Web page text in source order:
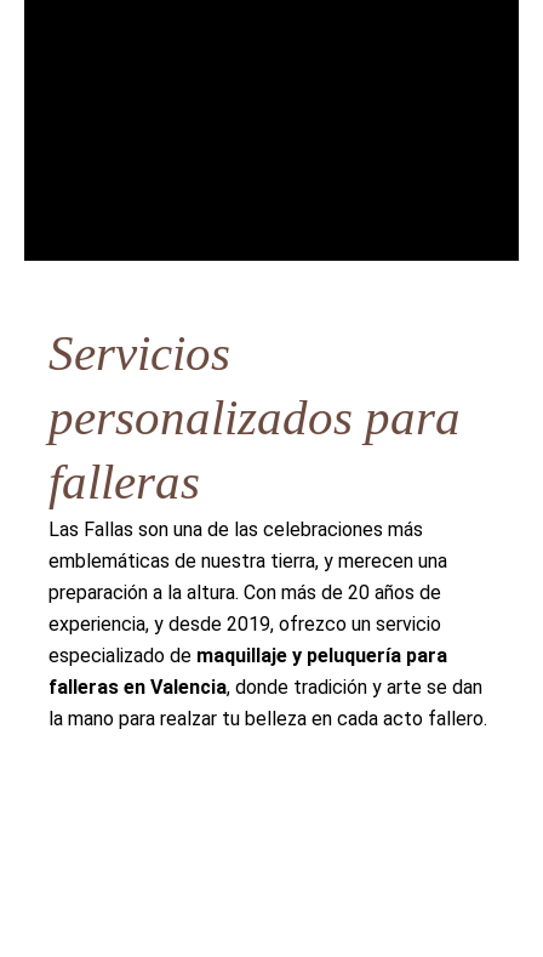
Servicios
personalizados para
falleras
Las Fallas son una de las celebraciones más
emblemáticas de nuestra tierra, y merecen una
preparación a la altura. Con más de 20 años de
experiencia, y desde 2019, ofrezco un servicio
especializado de maquillaje y peluquería para
falleras en Valencia, donde tradición y arte se dan
la mano para realzar tu belleza en cada acto fallero.